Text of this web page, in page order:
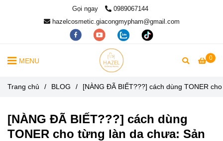
Gọi ngay
0989067144
hazelcosmetic.giacongmypham@gmail.com
0
MENU
Trang chủ / BLOG / [NÀNG ĐÃ BIẾT???] cách dùng TONER
[NÀNG ĐÃ BIẾT???] cách dùng
TONER cho từng làn da chưa: Sản